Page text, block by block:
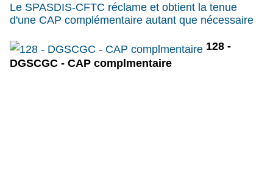
Le SPASDIS-CFTC réclame et obtient la tenue
d'une CAP complémentaire autant que nécessaire
128 -
DGSCGC - CAP complmentaire